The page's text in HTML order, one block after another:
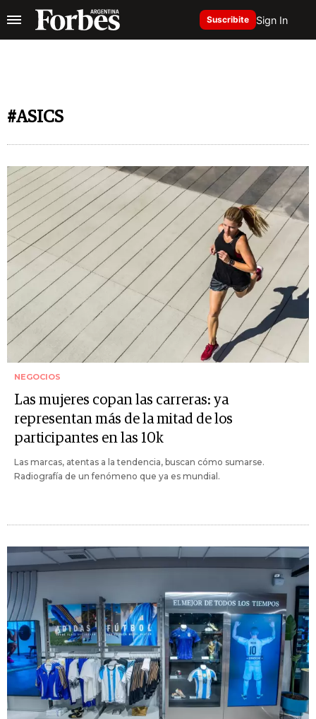
Suscribite Sign In
#ASICS
NEGOCIOS
Las mujeres copan las carreras: ya
representan más de la mitad de los
participantes en las 10k
Las marcas, atentas a la tendencia, buscan cómo sumarse.
Radiografía de un fenómeno que ya es mundial.